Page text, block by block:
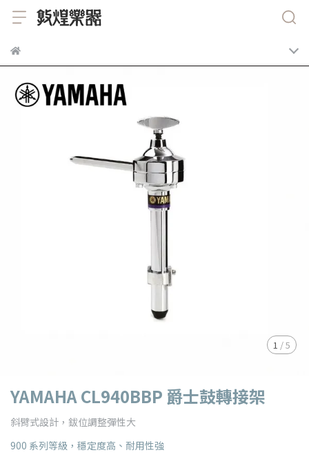
1 /5
YAMAHA CL940BBP 爵士鼓轉接架
斜臂式設計，鈸位調整彈性大
900 系列等級，穩定度高、耐用性強